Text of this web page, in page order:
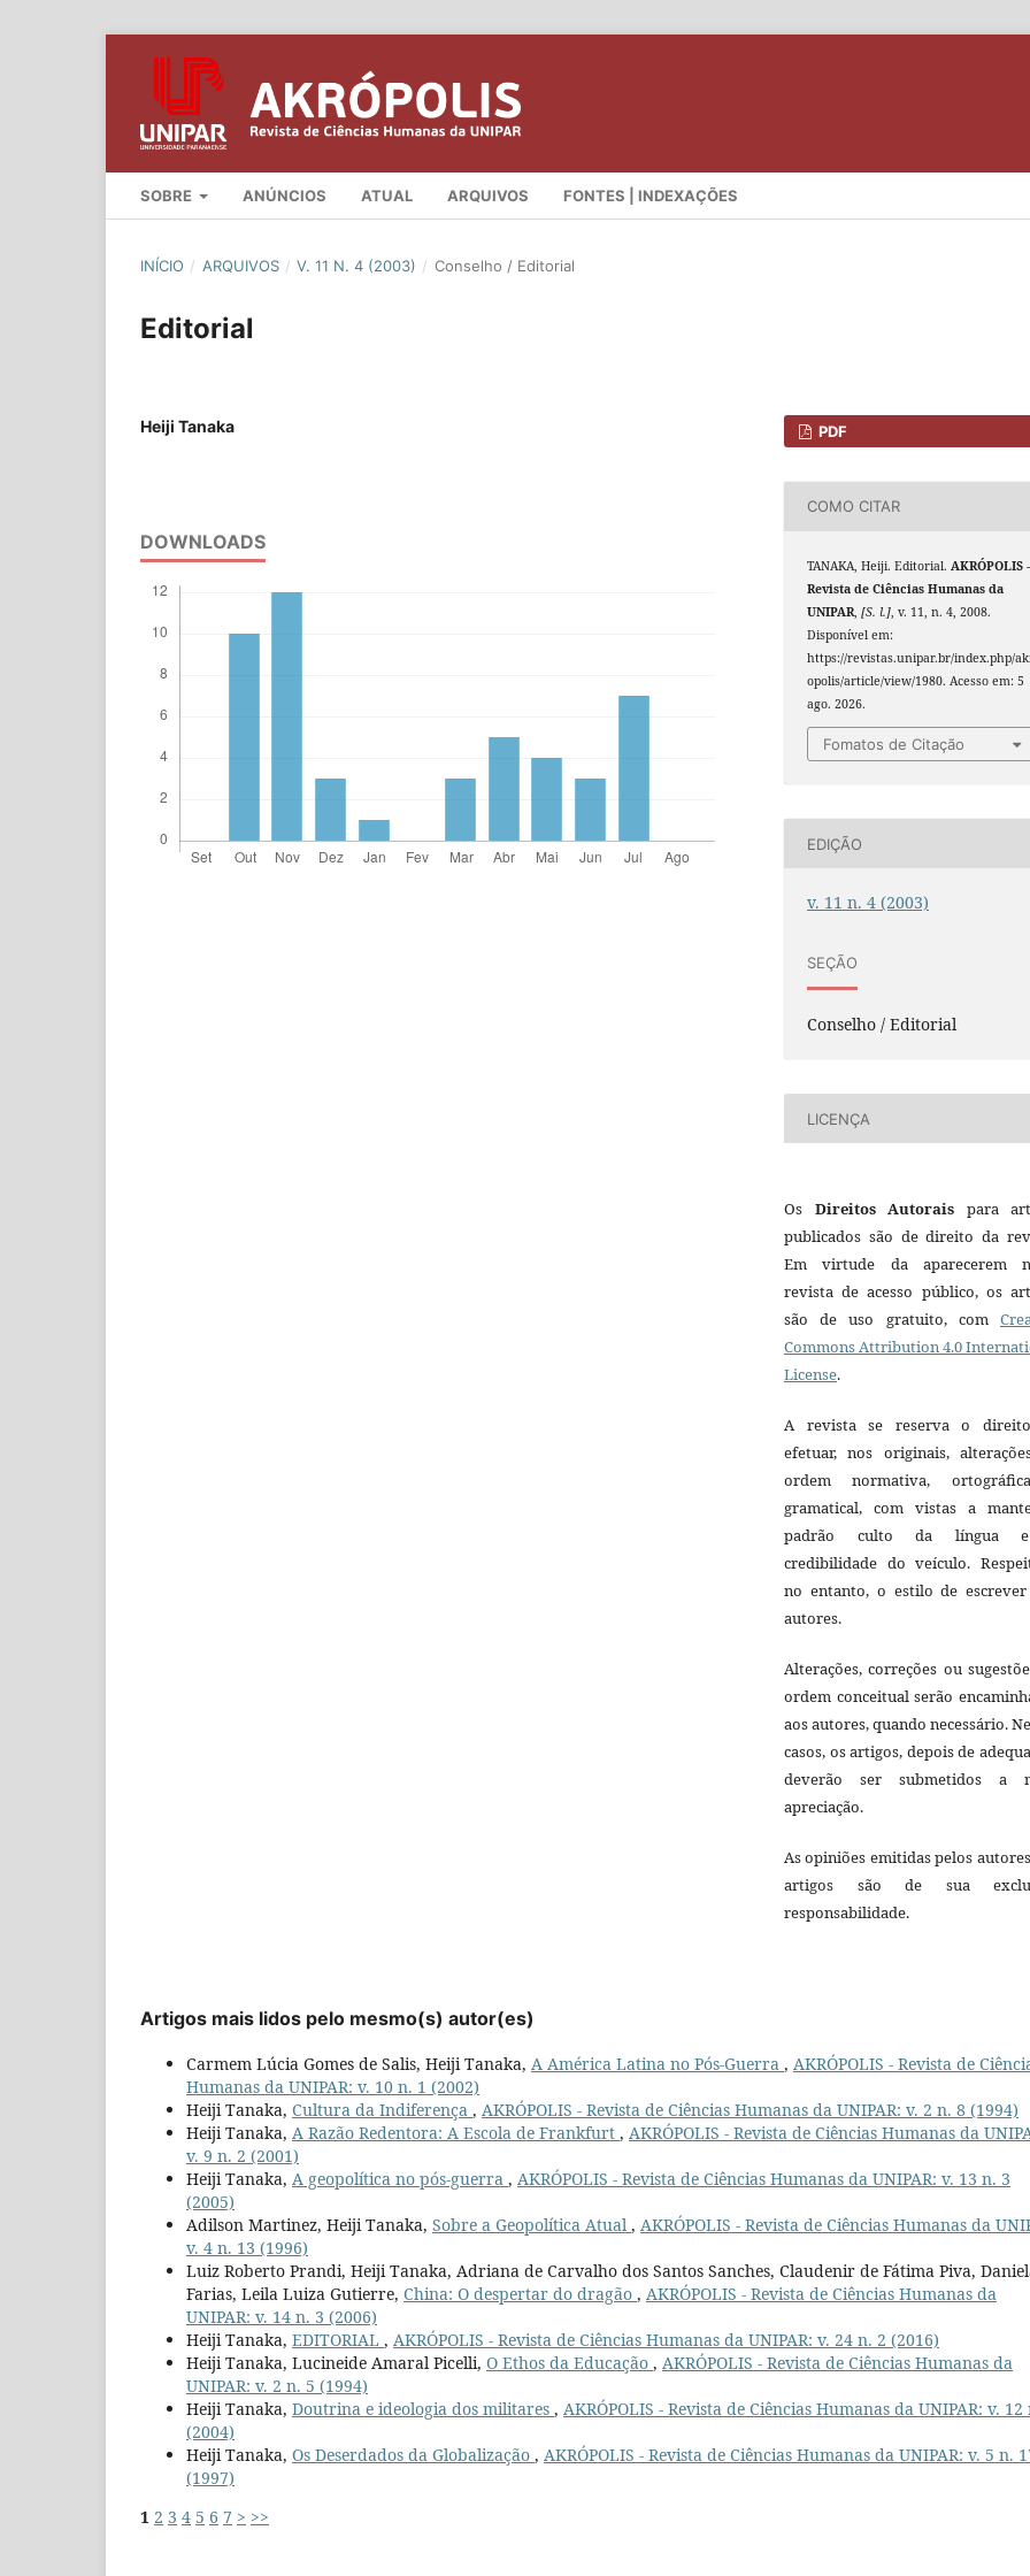
SOBRE ANÚNCIOS ATUAL ARQUIVOS FONTES | INDEXAÇÕES
INÍCIO / ARQUIVOS / V. 11 N. 4 (2003) / Conselho / Editorial
Editorial
Heiji Tanaka
DOWNLOADS
PDF
COMO CITAR
TANAKA, Heiji. Editorial.AKRÓPOLIS -
Revista de Ciências Humanas da
UNIPAR,[S. l.], v. 11, n. 4, 2008.
Disponível em:
https://revistas.unipar.br/index.php/
opolis/article/view/1980. Acesso em: 5
ago. 2026.
Fomatos de Citação
EDIÇÃO
v. 11 n. 4 (2003)
SEÇÃO
Conselho / Editorial
LICENÇA
Os Direitos Autorais para
publicados são de direito da
Em virtude da aparecerem
revista de acesso público, os
são de uso gratuito, com
Commons Attribution 4.0
License.
A revista se reserva o
efetuar, nos originais,
ordem normativa,
gramatical, com vistas a
padrão culto da língua
credibilidade do veículo.
no entanto, o estilo de
autores.
Alterações, correções ou
ordem conceitual serão
aos autores, quando necessário.
casos, os artigos, depois de
deverão ser submetidos a
apreciação.
As opiniões emitidas pelos
artigos são de sua
responsabilidade.
Artigos mais lidos pelo mesmo(s) autor(es)
Carmem Lúcia Gomes de Salis, Heiji Tanaka, A América Latina no Pós-Guerra , AKRÓPOLIS - Revista de
Humanas da UNIPAR: v. 10 n. 1 (2002)
Heiji Tanaka, Cultura da Indiferença , AKRÓPOLIS - Revista de Ciências Humanas da UNIPAR: v. 2 n. 8 (1994)
Heiji Tanaka, A Razão Redentora: A Escola de Frankfurt , AKRÓPOLIS - Revista de Ciências Humanas da
v. 9 n. 2 (2001)
Heiji Tanaka, A geopolítica no pós-guerra , AKRÓPOLIS - Revista de Ciências Humanas da UNIPAR: v. 13 n. 3
(2005)
Adilson Martinez, Heiji Tanaka, Sobre a Geopolítica Atual , AKRÓPOLIS - Revista de Ciências Humanas da
v. 4 n. 13 (1996)
Luiz Roberto Prandi, Heiji Tanaka, Adriana de Carvalho dos Santos Sanches, Claudenir de Fátima Piva,
Farias, Leila Luiza Gutierre, China: O despertar do dragão , AKRÓPOLIS - Revista de Ciências Humanas da
UNIPAR: v. 14 n. 3 (2006)
Heiji Tanaka, EDITORIAL , AKRÓPOLIS - Revista de Ciências Humanas da UNIPAR: v. 24 n. 2 (2016)
Heiji Tanaka, Lucineide Amaral Picelli, O Ethos da Educação , AKRÓPOLIS - Revista de Ciências Humanas da
UNIPAR: v. 2 n. 5 (1994)
Heiji Tanaka, Doutrina e ideologia dos militares , AKRÓPOLIS - Revista de Ciências Humanas da UNIPAR: v. 12
(2004)
Heiji Tanaka, Os Deserdados da Globalização , AKRÓPOLIS - Revista de Ciências Humanas da UNIPAR: v. 5 n.
(1997)
1 2 3 4 5 6 7 > >>